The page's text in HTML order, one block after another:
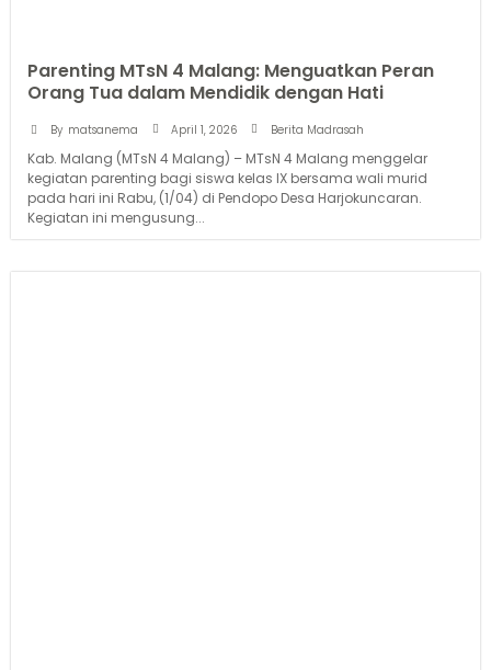
Parenting MTsN 4 Malang: Menguatkan Peran
Orang Tua dalam Mendidik dengan Hati
By matsanema April 1, 2026 Berita Madrasah
Kab. Malang (MTsN 4 Malang) – MTsN 4 Malang menggelar
kegiatan parenting bagi siswa kelas IX bersama wali murid
pada hari ini Rabu, (1/04) di Pendopo Desa Harjokuncaran.
Kegiatan ini mengusung...